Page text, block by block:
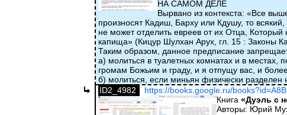
НА САМОМ ДЕЛЕ
Вырвано из контекста: «Все
произносят Кадиш, Барху или Кдушу, то
не может отделить евреев от их Отца,
капища» (Кицур Шулхан Арух, гл. 15 : Законы
Таким образом, данное предписание
а) молиться в туалетных комнатах и в
громам Божьим и граду, и я отпущу вас, и
б) молиться, если миньян физически разделен
ID2_4982
https://books.google.ru/
Книга «Дуэль с
Авторы: Юрий